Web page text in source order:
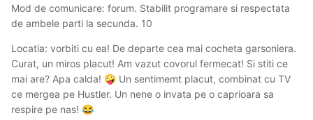
Mod de comunicare: forum. Stabilit programare si respectata
de ambele parti la secunda. 10
Locatia: vorbiti cu ea! De departe cea mai cocheta garsoniera.
Curat, un miros placut! Am vazut covorul fermecat! Si stiti ce
mai are? Apa calda! 🤪 Un sentimemt placut, combinat cu TV
ce mergea pe Hustler. Un nene o invata pe o caprioara sa
respire pe nas! 😂